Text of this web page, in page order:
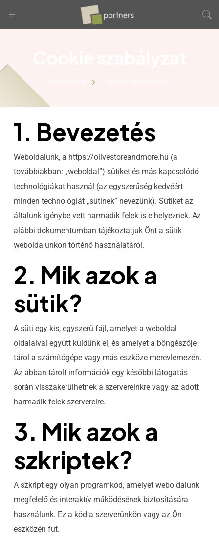
1. Bevezetés
Weboldalunk, a https://olivestoreandmore.hu (a
továbbiakban: „weboldal”) sütiket és más kapcsolódó
technológiákat használ (az egyszerűség kedvéért
minden technológiát „sütinek” nevezünk). Sütiket az
általunk igénybe vett harmadik felek is elhelyeznek. Az
alábbi dokumentumban tájékoztatjuk Önt a sütik
weboldalunkon történő használatáról.
2. Mik azok a
sütik?
A süti egy kis, egyszerű fájl, amelyet a weboldal
oldalaival együtt küldünk el, és amelyet a böngészője
tárol a számítógépe vagy más eszköze merevlemezén.
Az abban tárolt információk egy későbbi látogatás
során visszakerülhetnek a szervereinkre vagy az adott
harmadik felek szervereire.
3. Mik azok a
szkriptek?
A szkript egy olyan programkód, amelyet weboldalunk
megfelelő és interaktív működésének biztosítására
használunk. Ez a kód a szerverünkön vagy az Ön
eszközén fut.